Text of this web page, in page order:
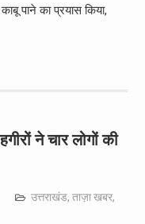
पाने का प्रयास किया,
ने चार लोगों की
उत्तराखंड, ताज़ा खबर,